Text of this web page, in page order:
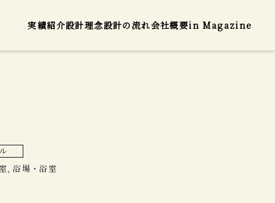
実績紹介設計理念設計の流れ会社概要in Magazine
, 浴場・浴室